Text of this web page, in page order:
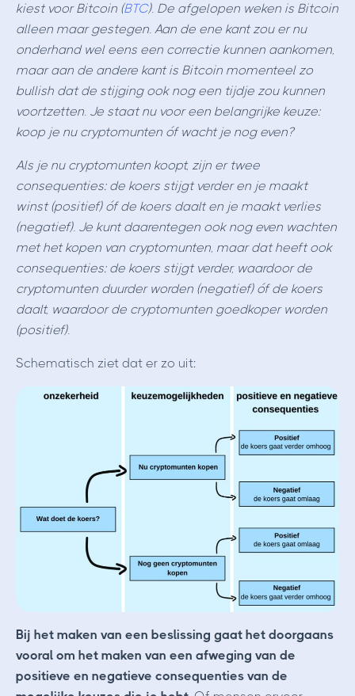
kiest voorBitcoin (BTC). De afgelopen weken is Bitcoin
alleen maar gestegen. Aan de ene kant zou er nu
onderhand wel eens een correctie kunnen aankomen,
maar aan de andere kant is Bitcoin momenteel zo
bullish dat de stijging ook nog een tijdje zou kunnen
voortzetten. Je staat nu voor een belangrijke keuze:
koop je nu cryptomunten óf wacht je nog even?
Als je nu cryptomunten koopt, zijn er twee
consequenties: de koers stijgt verder en je maakt
winst (positief) óf de koers daalt en je maakt verlies
(negatief). Je kunt daarentegen ook nog even wachten
met het kopen van cryptomunten, maar dat heeft ook
consequenties: de koers stijgt verder, waardoor de
cryptomunten duurder worden (negatief) óf de koers
daalt, waardoor de cryptomunten goedkoper worden
(positief).
Schematisch ziet dat er zo uit:
Bij het maken van een beslissing gaat het doorgaans
vooral om het maken van een afweging van de
positieve en negatieve consequenties van de